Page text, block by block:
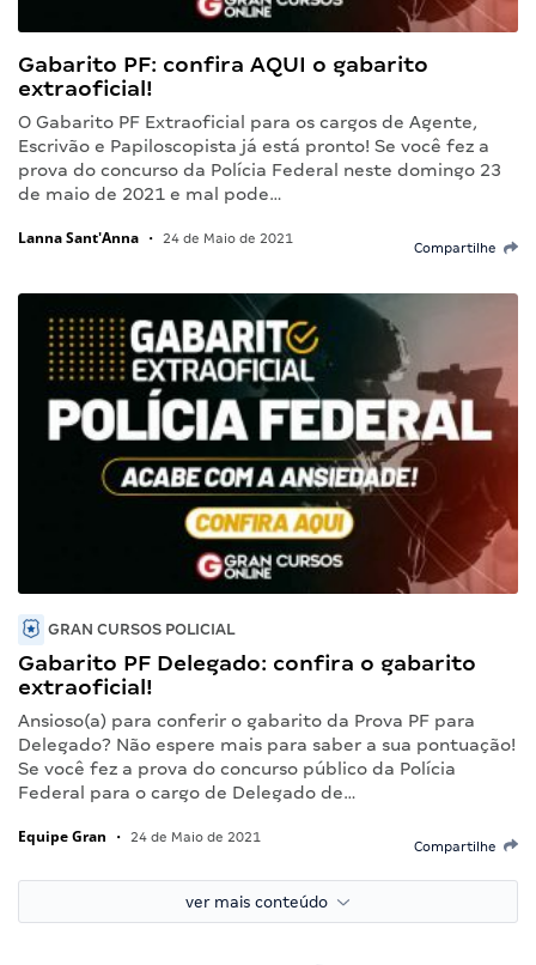
Gabarito PF: confira AQUI o gabarito
extraoficial!
O Gabarito PF Extraoficial para os cargos de Agente,
Escrivão e Papiloscopista já está pronto! Se você fez a
prova do concurso da Polícia Federal neste domingo 23
de maio de 2021 e mal pode…
Lanna Sant'Anna • 24 de Maio de 2021
Compartilhe
GRAN CURSOS POLICIAL
Gabarito PF Delegado: confira o gabarito
extraoficial!
Ansioso(a) para conferir o gabarito da Prova PF para
Delegado? Não espere mais para saber a sua pontuação!
Se você fez a prova do concurso público da Polícia
Federal para o cargo de Delegado de…
Equipe Gran • 24 de Maio de 2021
Compartilhe
ver mais conteúdo